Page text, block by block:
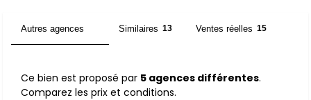
Autres agences Similaires 13 Ventes réelles 15
Ce bien est proposé par 5 agences différentes.
Comparez les prix et conditions.